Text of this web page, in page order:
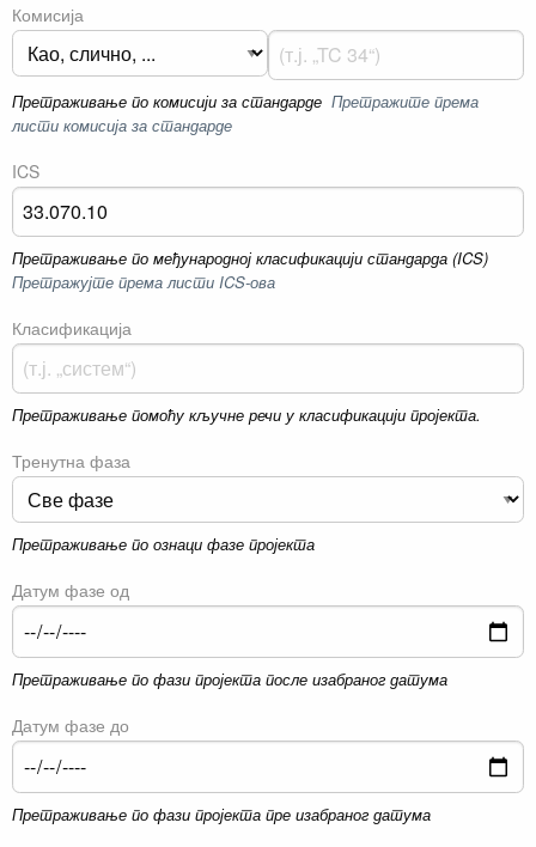
Комисија
Претраживање по комисији за стандарде Претражите према
листи комисија за стандарде
ICS
Претраживање по међународној класификацији стандарда (ICS)
Претражујте према листи ICS-ова
Класификација
Претраживање помоћу кључне речи у класификацији пројекта.
Тренутна фаза
Претраживање по ознаци фазе пројекта
Датум фазе од
Претраживање по фази пројекта после изабраног датума
Датум фазе до
Претраживање по фази пројекта пре изабраног датума